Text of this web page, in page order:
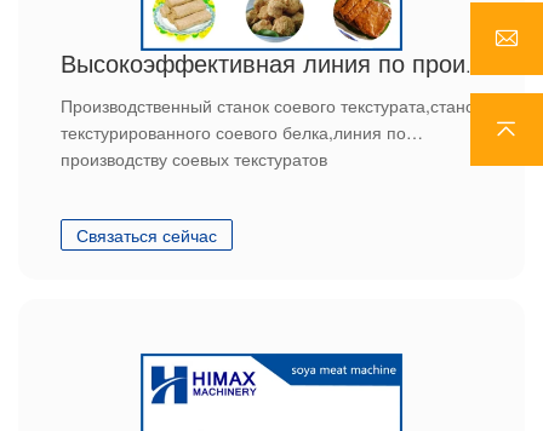
Высокоэффективная линия по производству соевых текстуратов
Производственный станок соевого текстурата,станок
текстурированного соевого белка,линия по
производству соевых текстуратов
Связаться сейчас